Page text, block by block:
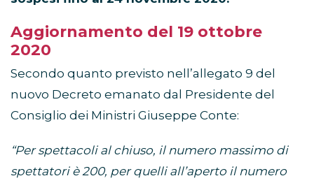
Aggiornamento del 19 ottobre
2020
Secondo quanto previsto nell’allegato 9 del
nuovo Decreto emanato dal Presidente del
Consiglio dei Ministri Giuseppe Conte:
“Per spettacoli al chiuso, il numero massimo di
spettatori è 200, per quelli all’aperto il numero